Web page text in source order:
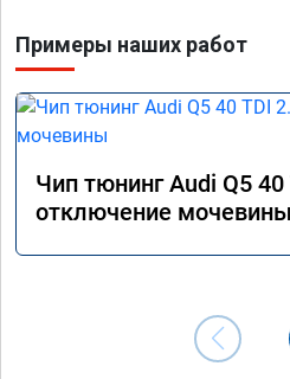
Примеры наших работ
Чип тюнинг Audi Q5
отключение мочевины